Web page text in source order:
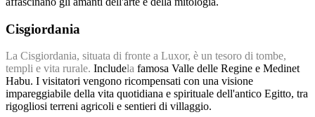
Cisgiordania
La Cisgiordania, situata di fronte a Luxor, è un tesoro di tombe,
templi e vita rurale. Includela famosa Valle delle Regine e Medinet
Habu. I visitatori vengono ricompensati con una visione
impareggiabile della vita quotidiana e spirituale dell'antico Egitto, tra
rigogliosi terreni agricoli e sentieri di villaggio.